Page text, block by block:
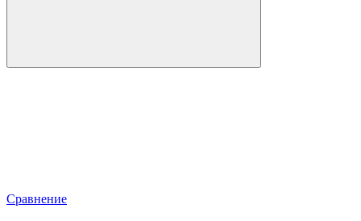
Сравнение